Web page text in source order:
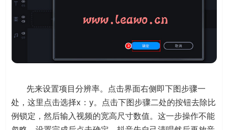
先来设置项目分辨率。点击界面右侧即下图步骤一
处，这里点击选择x：y。点击下图步骤二处的按钮去除比
例锁定，然后输入视频的宽高尺寸数值。这一步操作不能